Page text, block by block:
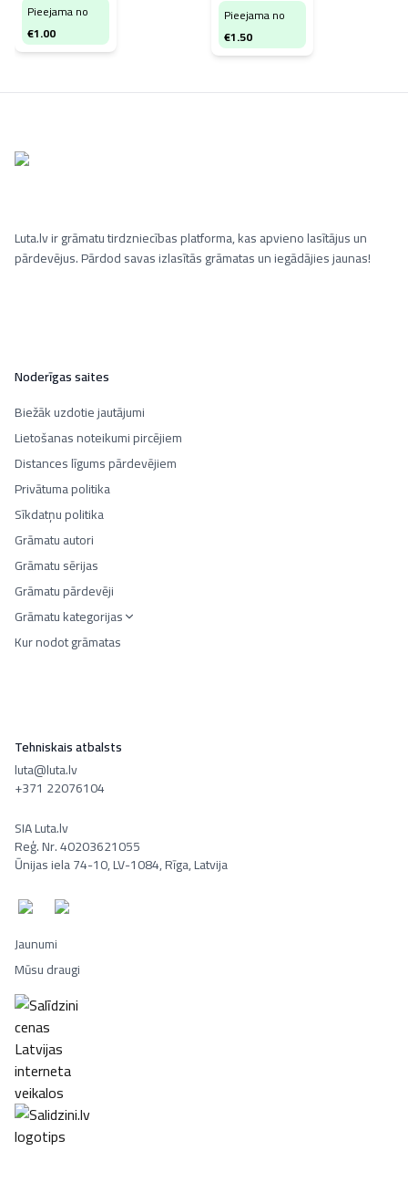
Pieejama no
€1.00
Pieejama no
€1.50
Luta.lv ir grāmatu tirdzniecības platforma, kas apvieno lasītājus un
pārdevējus. Pārdod savas izlasītās grāmatas un iegādājies jaunas!
Noderīgas saites
Biežāk uzdotie jautājumi
Lietošanas noteikumi pircējiem
Distances līgums pārdevējiem
Privātuma politika
Sīkdatņu politika
Grāmatu autori
Grāmatu sērijas
Grāmatu pārdevēji
Grāmatu kategorijas
Kur nodot grāmatas
Tehniskais atbalsts
luta@luta.lv
+371 22076104
SIA Luta.lv
Reģ. Nr. 40203621055
Ūnijas iela 74-10, LV-1084, Rīga, Latvija
Jaunumi
Mūsu draugi